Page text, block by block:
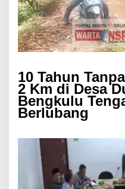
10 Tahun
2 Km di Desa
Bengkulu
Berlubang